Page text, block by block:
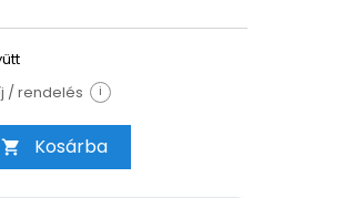
/ rendelés i
 Kosárba